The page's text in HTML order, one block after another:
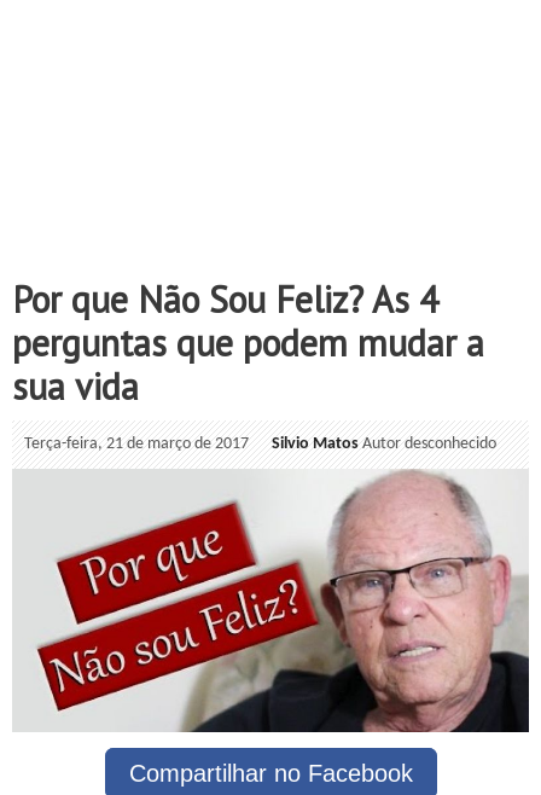
Por que Não Sou Feliz? As 4
perguntas que podem mudar a
sua vida
Terça-feira, 21 de março de 2017 Silvio Matos Autor desconhecido
Compartilhar no Facebook